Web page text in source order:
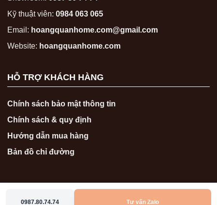
Kỹ thuật viên: 0984 063 065
Email: hoangquanhome.com@gmail.com
Website: hoangquanhome.com
HỖ TRỢ KHÁCH HÀNG
Chính sách bảo mật thông tin
Chính sách & quy định
Hướng dẫn mua hàng
Bản đồ chỉ đường
0987.80.74.74 Tư vấn Zalo